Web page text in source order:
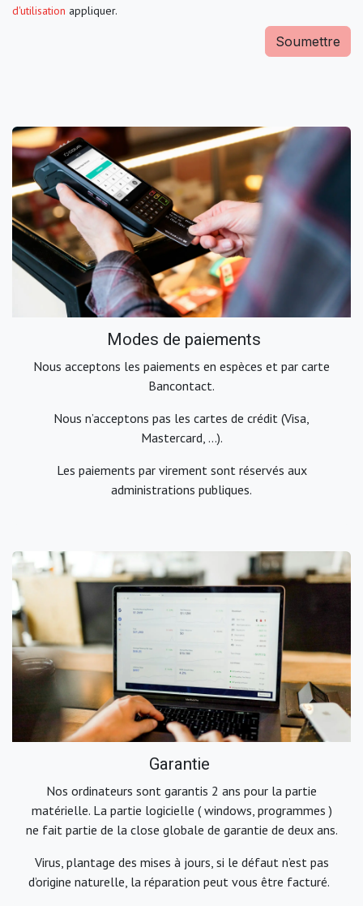
d'utilisation appliquer.
Soumettre
Modes de paiements
Nous acceptons les paiements en espèces et par carte
Bancontact.
Nous n’acceptons pas les cartes de crédit (Visa,
Mastercard, …).
Les paiements par virement sont réservés aux
administrations publiques.
Garantie
Nos ordinateurs sont garantis 2 ans pour la partie
matérielle. La partie logicielle ( windows, programmes )
ne fait partie de la close globale de garantie de deux ans.
Virus, plantage des mises à jours, si le défaut n’est pas
d’origine naturelle, la réparation peut vous être facturé.